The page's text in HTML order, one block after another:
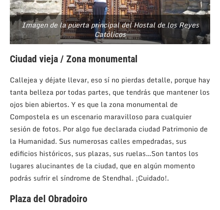
Imagen de la puerta principal del Hostal de los Reyes
Católicos
Ciudad vieja / Zona monumental
Callejea y déjate llevar, eso sí no pierdas detalle, porque hay
tanta belleza por todas partes, que tendrás que mantener los
ojos bien abiertos. Y es que la zona monumental de
Compostela es un escenario maravilloso para cualquier
sesión de fotos. Por algo fue declarada ciudad Patrimonio de
la Humanidad. Sus numerosas calles empedradas, sus
edificios históricos, sus plazas, sus ruelas…Son tantos los
lugares alucinantes de la ciudad, que en algún momento
podrás sufrir el síndrome de Stendhal. ¡Cuidado!.
Plaza del Obradoiro